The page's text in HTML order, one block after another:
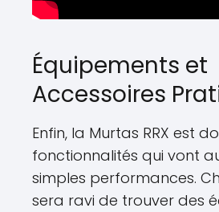
Équipements et
Accessoires
Enfin, la Murtas RRX est
fonctionnalités qui vont
simples performances.
sera ravi de trouver des